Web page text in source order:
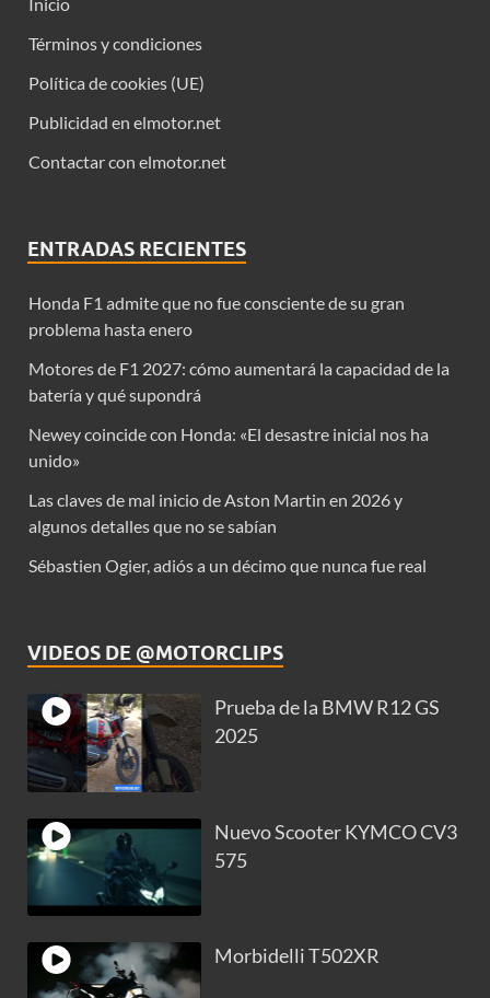
Términos y condiciones
Política de cookies (UE)
Publicidad en elmotor.net
Contactar con elmotor.net
ENTRADAS RECIENTES
Honda F1 admite que no fue consciente de su gran
problema hasta enero
Motores de F1 2027: cómo aumentará la capacidad de la
batería y qué supondrá
Newey coincide con Honda: «El desastre inicial nos ha
unido»
Las claves de mal inicio de Aston Martin en 2026 y
algunos detalles que no se sabían
Sébastien Ogier, adiós a un décimo que nunca fue real
VIDEOS DE @MOTORCLIPS
Prueba de la BMW R12 GS
2025
Nuevo Scooter KYMCO CV3
575
Morbidelli T502XR